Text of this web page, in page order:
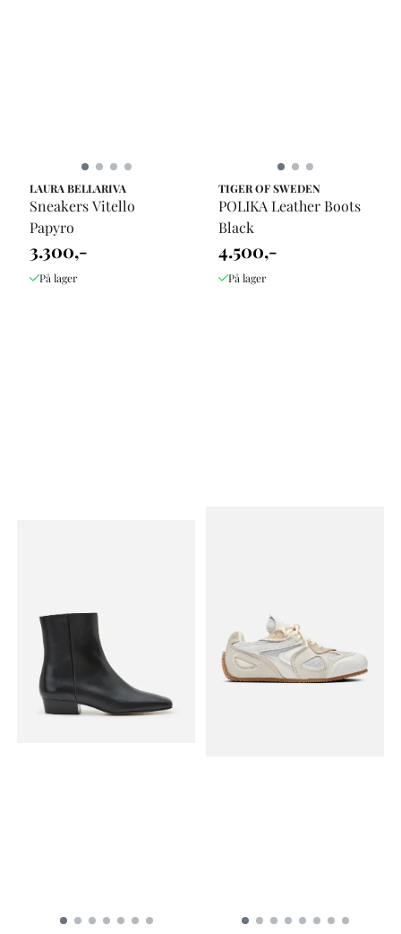
LAURA BELLARIVA
Sneakers Vitello
Papyro
3.300,-
På lager
TIGER OF SWEDEN
POLIKA Leather Boots
Black
4.500,-
På lager